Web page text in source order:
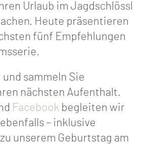
Urlaub im Jagdschlössl
Heute präsentieren
fünf Empfehlungen
sammeln Sie
nächsten Aufenthalt.
Facebook begleiten wir
– inklusive
unserem Geburtstag am